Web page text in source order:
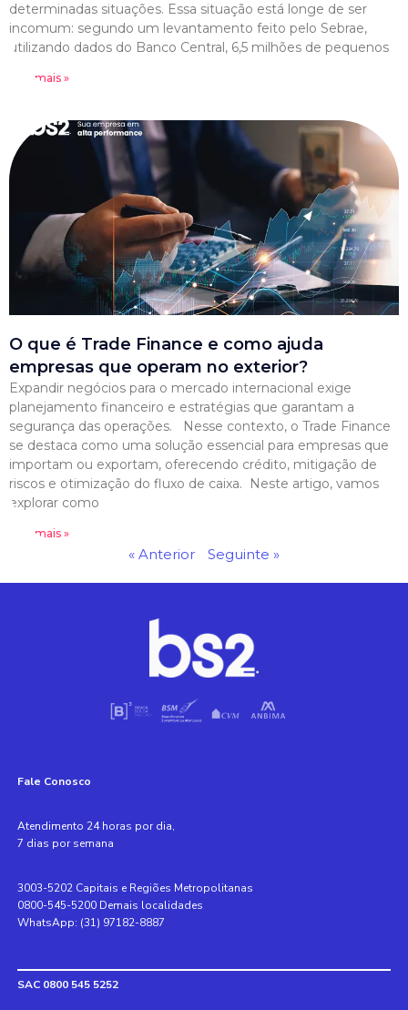
determinadas situações. Essa situação está longe de ser
incomum: segundo um levantamento feito pelo Sebrae,
utilizando dados do Banco Central, 6,5 milhões de pequenos
Leia mais »
O que é Trade Finance e como ajuda
empresas que operam no exterior?
Expandir negócios para o mercado internacional exige
planejamento financeiro e estratégias que garantam a
segurança das operações. Nesse contexto, o Trade Finance
se destaca como uma solução essencial para empresas que
importam ou exportam, oferecendo crédito, mitigação de
riscos e otimização do fluxo de caixa. Neste artigo, vamos
explorar como
Leia mais »
« Anterior Seguinte »
Fale Conosco
Atendimento 24 horas por dia,
7 dias por semana
3003-5202 Capitais e Regiões Metropolitanas
0800-545-5200 Demais localidades
WhatsApp: (31) 97182-8887
SAC 0800 545 5252